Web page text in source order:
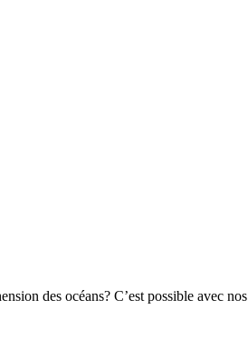
des océans? C’est possible avec nos